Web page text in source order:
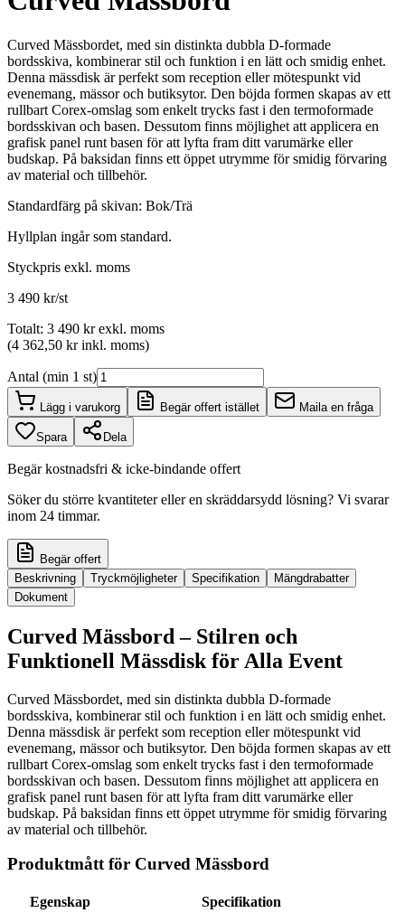
Curved Mässbordet, med sin distinkta dubbla D-formade
bordsskiva, kombinerar stil och funktion i en lätt och smidig enhet.
Denna mässdisk är perfekt som reception eller mötespunkt vid
evenemang, mässor och butiksytor. Den böjda formen skapas av ett
rullbart Corex-omslag som enkelt trycks fast i den termoformade
bordsskivan och basen. Dessutom finns möjlighet att applicera en
grafisk panel runt basen för att lyfta fram ditt varumärke eller
budskap. På baksidan finns ett öppet utrymme för smidig förvaring
av material och tillbehör.
Standardfärg på skivan: Bok/Trä
Hyllplan ingår som standard.
Styckpris exkl. moms
3 490 kr/st
Totalt: 3 490 kr exkl. moms
(4 362,50 kr inkl. moms)
Antal (min 1 st)
Lägg i varukorg Begär offert istället Maila en fråga
Spara Dela
Begär kostnadsfri & icke-bindande offert
Söker du större kvantiteter eller en skräddarsydd lösning? Vi svarar
inom 24 timmar.
Begär offert
Beskrivning
Tryckmöjligheter Specifikation
Mängdrabatter
Dokument
Curved Mässbord – Stilren och
Funktionell Mässdisk för Alla Event
Curved Mässbordet, med sin distinkta dubbla D-formade
bordsskiva, kombinerar stil och funktion i en lätt och smidig enhet.
Denna mässdisk är perfekt som reception eller mötespunkt vid
evenemang, mässor och butiksytor. Den böjda formen skapas av ett
rullbart Corex-omslag som enkelt trycks fast i den termoformade
bordsskivan och basen. Dessutom finns möjlighet att applicera en
grafisk panel runt basen för att lyfta fram ditt varumärke eller
budskap. På baksidan finns ett öppet utrymme för smidig förvaring
av material och tillbehör.
Produktmått för Curved Mässbord
Egenskap
Specifikation